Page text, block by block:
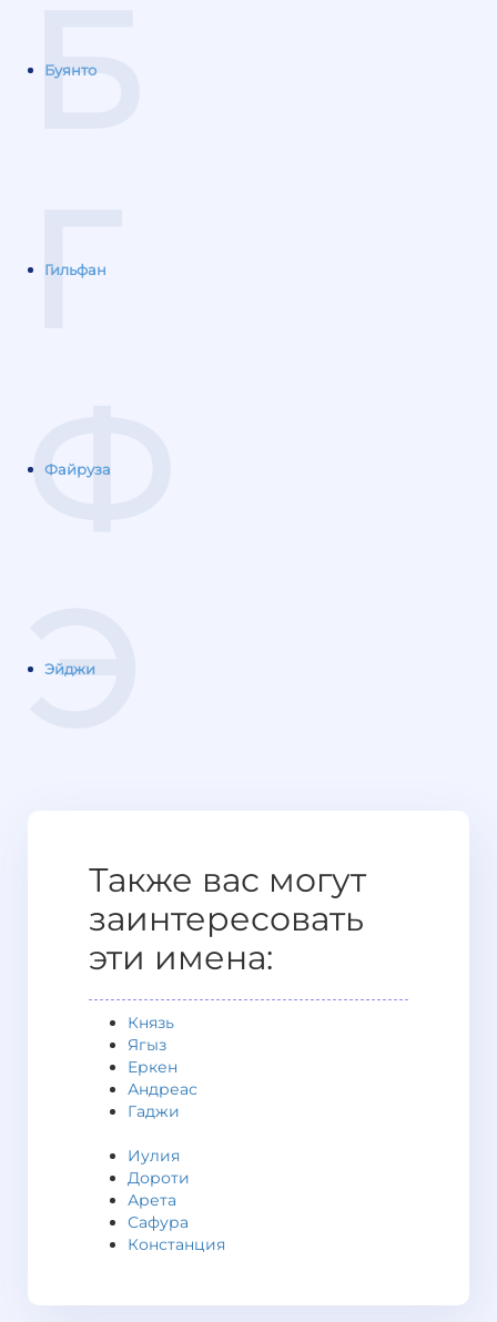
Б
Буянто
Г
Гильфан
Ф
Файруза
Э
Эйджи
Также вас могут
заинтересовать
эти имена:
Князь
Ягыз
Еркен
Андреас
Гаджи
Иулия
Дороти
Арета
Сафура
Констанция